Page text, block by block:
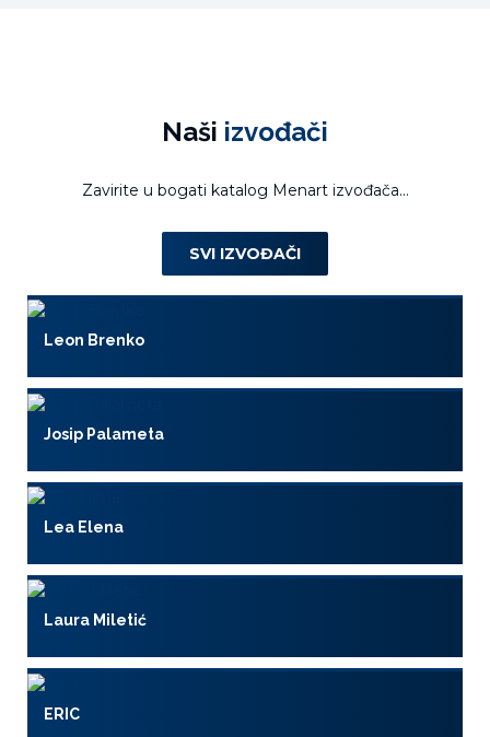
Naši izvođači
Zavirite u bogati katalog Menart izvođača...
SVI IZVOĐAČI
Leon Brenko
Josip Palameta
Lea Elena
Laura Miletić
ERIC